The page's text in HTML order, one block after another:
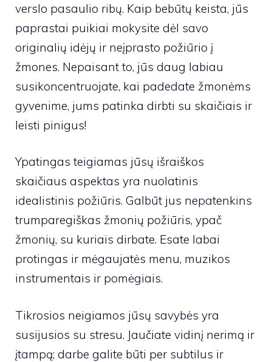
verslo pasaulio ribų. Kaip bebūtų keista, jūs
paprastai puikiai mokysite dėl savo
originalių idėjų ir neįprasto požiūrio į
žmones. Nepaisant to, jūs daug labiau
susikoncentruojate, kai padedate žmonėms
gyvenime, jums patinka dirbti su skaičiais ir
leisti pinigus!
Ypatingas teigiamas jūsų išraiškos
skaičiaus aspektas yra nuolatinis
idealistinis požiūris. Galbūt jus nepatenkins
trumparegiškas žmonių požiūris, ypač
žmonių, su kuriais dirbate. Esate labai
protingas ir mėgaujatės menu, muzikos
instrumentais ir pomėgiais.
Tikrosios neigiamos jūsų savybės yra
susijusios su stresu. Jaučiate vidinį nerimą ir
įtampą; darbe galite būti per subtilus ir